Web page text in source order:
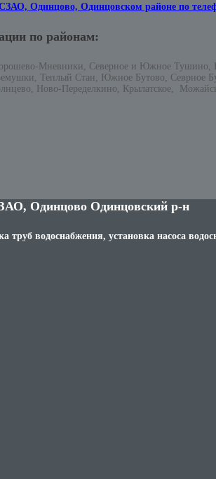
Одинцово, Одинцовском районе по
по районам:
Мневники, Северное и Южное Тушино,
Теплый Стан, Южное Бутово, Севрное
Ново-Переделкино, Крылатское,
Одинцово Одинцовский р-н
труб водоснабжения, установка насоса